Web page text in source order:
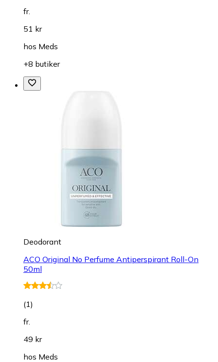
fr.
51 kr
hos Meds
+8 butiker
Deodorant
ACO Original No Perfume Antiperspirant Roll-On
50ml
(1)
fr.
49 kr
hos Meds